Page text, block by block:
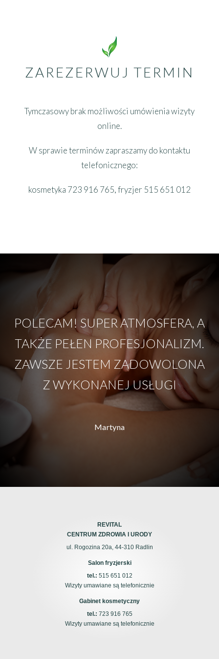
ZAREZERWUJ TERMIN
Tymczasowy brak możliwości umówienia wizyty
online.
W sprawie terminów zapraszamy do kontaktu
telefonicznego:
kosmetyka 723 916 765, fryzjer 515 651 012
POLECAM! SUPER ATMOSFERA, A
TAKŻE PEŁEN PROFESJONALIZM.
ZAWSZE JESTEM ZADOWOLONA
Z WYKONANEJ USŁUGI
Martyna
REVITAL
CENTRUM ZDROWIA I URODY
ul. Rogozina 20a, 44-310 Radlin
Salon fryzjerski
tel.: 515 651 012
Wizyty umawiane są telefonicznie
Gabinet kosmetyczny
tel.: 723 916 765
Wizyty umawiane są telefonicznie